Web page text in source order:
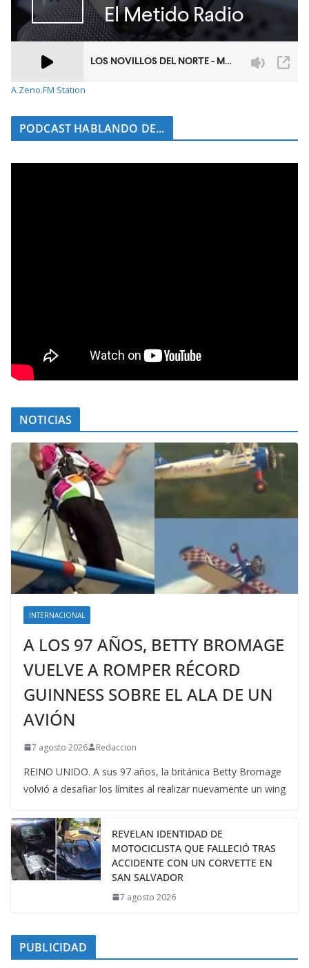
A Zeno.FM Station
PODCAST HABLANDO DE...
NOTICIAS
INTERNACIONAL
A LOS 97 AÑOS, BETTY BROMAGE
VUELVE A ROMPER RÉCORD
GUINNESS SOBRE EL ALA DE UN
AVIÓN
7 agosto 2026 Redaccion
REINO UNIDO. A sus 97 años, la británica Betty Bromage
volvió a desafiar los límites al realizar nuevamente un wing
REVELAN IDENTIDAD DE
MOTOCICLISTA QUE FALLECIÓ TRAS
ACCIDENTE CON UN CORVETTE EN
SAN SALVADOR
7 agosto 2026
PUBLICIDAD